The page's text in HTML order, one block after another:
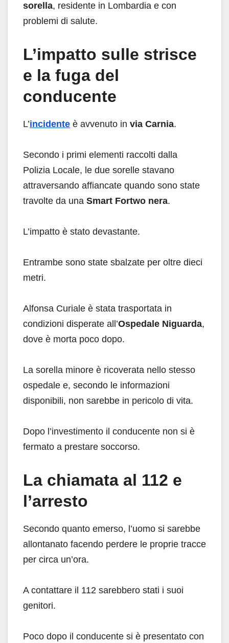
sorella, residente in Lombardia e con
problemi di salute.
L’impatto sulle strisce
e la fuga del
conducente
L’incidente è avvenuto in via Carnia.
Secondo i primi elementi raccolti dalla
Polizia Locale, le due sorelle stavano
attraversando affiancate quando sono state
travolte da una Smart Fortwo nera.
L’impatto è stato devastante.
Entrambe sono state sbalzate per oltre dieci
metri.
Alfonsa Curiale è stata trasportata in
condizioni disperate all’Ospedale Niguarda,
dove è morta poco dopo.
La sorella minore è ricoverata nello stesso
ospedale e, secondo le informazioni
disponibili, non sarebbe in pericolo di vita.
Dopo l’investimento il conducente non si è
fermato a prestare soccorso.
La chiamata al 112 e
l’arresto
Secondo quanto emerso, l’uomo si sarebbe
allontanato facendo perdere le proprie tracce
per circa un’ora.
A contattare il 112 sarebbero stati i suoi
genitori.
Poco dopo il conducente si è presentato con